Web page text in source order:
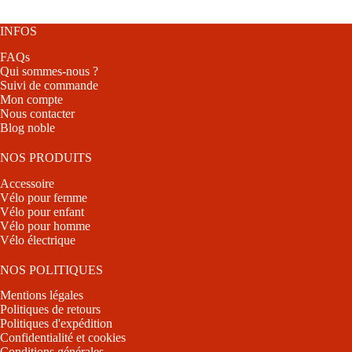
être
choisies
INFOS
FAQs
Qui sommes-nous ?
Suivi de commande
Mon compte
Nous contacter
Blog noble
NOS PRODUITS
Accessoire
Vélo pour femme
Vélo pour enfant
Vélo pour homme
Vélo électrique
NOS POLITIQUES
Mentions légales
Politiques de retours
Politiques d'expédition
Confidentialité et cookies